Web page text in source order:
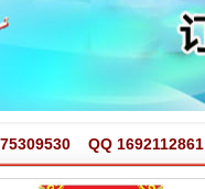
QQ 1692112861